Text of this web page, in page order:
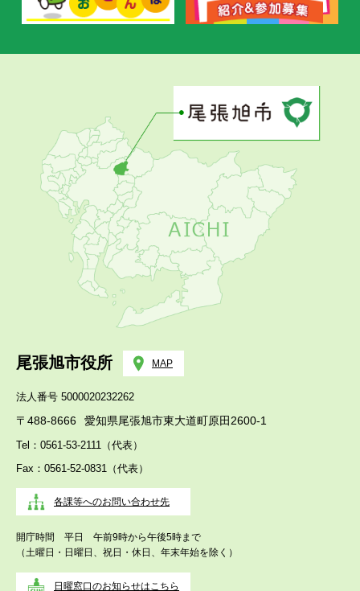
尾張旭市役所 MAP
法人番号 5000020232262
〒488-8666 愛知県尾張旭市東大道町原田2600-1
Tel：0561-53-2111（代表）
Fax：0561-52-0831（代表）
各課等へのお問い合わせ先
開庁時間 平日 午前9時から午後5時まで
（土曜日・日曜日、祝日・休日、年末年始を除く）
日曜窓口のお知らせはこちら